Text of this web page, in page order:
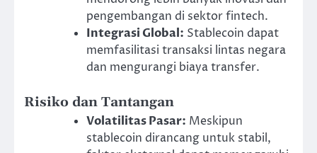
pengembangan di sektor fintech.
Integrasi Global: Stablecoin dapat
memfasilitasi transaksi lintas negara
dan mengurangi biaya transfer.
Risiko dan Tantangan
Volatilitas Pasar: Meskipun
stablecoin dirancang untuk stabil,